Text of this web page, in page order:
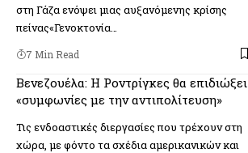
στη Γάζα ενόψει μιας αυξανόμενης κρίσης
πείνας«Γενοκτονία…
7 Min Read
Βενεζουέλα: Η Ροντρίγκες θα επιδιώξει
«συμφωνίες με την αντιπολίτευση»
Τις ενδοαστικές διεργασίες που τρέχουν στη
χώρα, με φόντο τα σχέδια αμερικανικών και